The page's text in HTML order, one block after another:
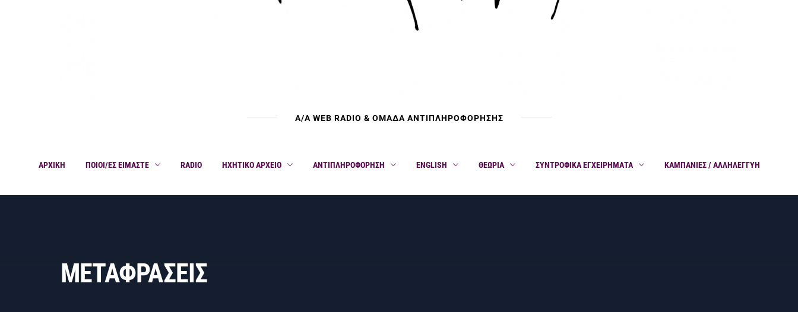
Α/Α WEB RADIO & ΟΜΑΔΑ ΑΝΤΙΠΛΗΡΟΦΟΡΗΣΗΣ
ΑΡΧΙΚΗ ΠΟΙΟΙ/ΕΣ ΕΙΜΑΣΤΕ RADIO ΗΧΗΤΙΚΟ ΑΡΧΕΙΟ ΑΝΤΙΠΛΗΡΟΦΟΡΗΣΗ ENGLISH ΘΕΩΡΙΑ ΣΥΝΤΡΟΦΙΚΑ ΕΓΧΕΙΡΗΜΑΤΑ ΚΑΜΠΑΝΙΕΣ / ΑΛΛΗΛΕΓΓΥΗ
ΜΕΤΑΦΡΑΣΕΙΣ